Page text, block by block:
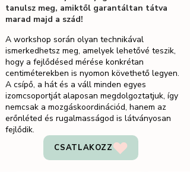
tanulsz meg, amiktől garantáltan tátva
marad majd a szád!
A workshop során olyan technikával
ismerkedhetsz meg, amelyek lehetővé teszik,
hogy a fejlődésed mérése konkrétan
centiméterekben is nyomon követhető legyen.
A csípő, a hát és a váll minden egyes
izomcsoportját alaposan megdolgoztatjuk, így
nemcsak a mozgáskoordinációd, hanem az
erőnléted és rugalmasságod is látványosan
fejlődik.
CSATLAKOZZ